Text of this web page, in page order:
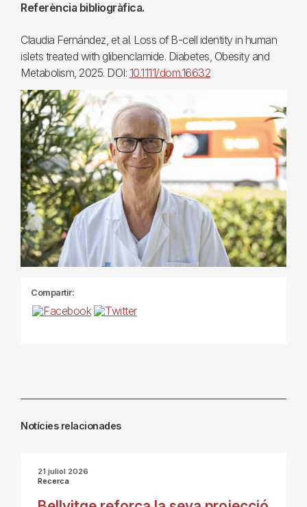
Referència bibliogràfica.
Claudia Fernández, et al. Loss of B-cell identity in human
islets treated with glibenclamide. Diabetes, Obesity and
Metabolism, 2025. DOI: 10.1111/dom.16632
Compartir:
Notícies relacionades
21 juliol 2026
Recerca